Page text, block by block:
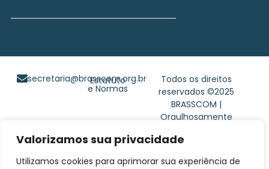
Valorizamos sua privacidade
Utilizamos cookies para aprimorar sua experiência de
Todos os direitos
reservados ©2025
BRASSCOM |
Orgulhosamente
Digital
secretaria@brasscom.org.br
Estatuto
e Normas